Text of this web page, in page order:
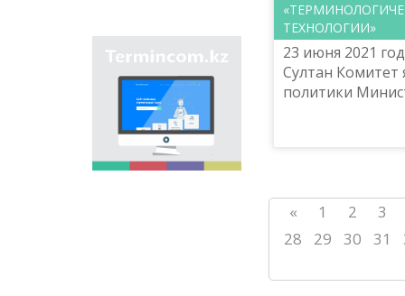
Site “termincom.kz”
contributes to
classification of
Kazakh vocabulary,
complement of
terminological
reserve, matching of
terms and names with
ТЕХНОЛОГИИ»
23 июня 2021
Султан Комитет
политики
« 1 2 3
28
29 30 31